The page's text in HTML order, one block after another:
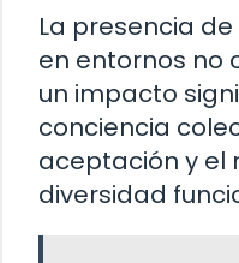
La presencia
en entornos no
un impacto
conciencia
aceptación y el
diversidad